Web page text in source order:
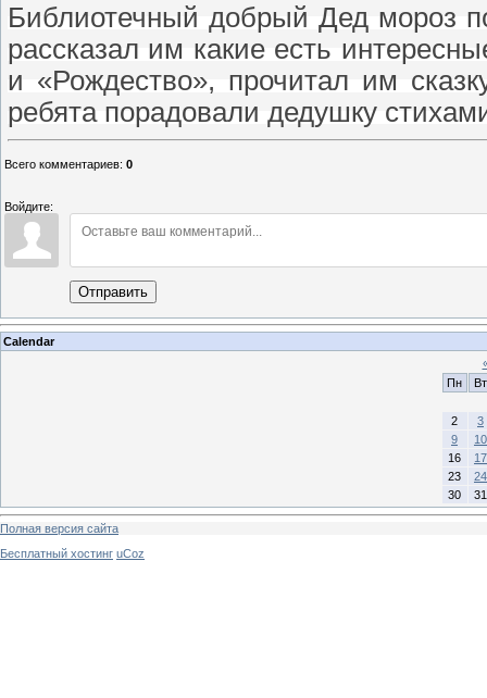
Библиотечный добрый Дед мороз
рассказал им какие есть
и «Рождество», прочитал им
ребята порадовали дедушку
Всего комментариев: 0
Войдите:
Отправить
Calendar
Пн
Вт
2
3
9
10
16
17
23
24
30
31
Полная версия сайта
Бесплатный хостинг uCoz